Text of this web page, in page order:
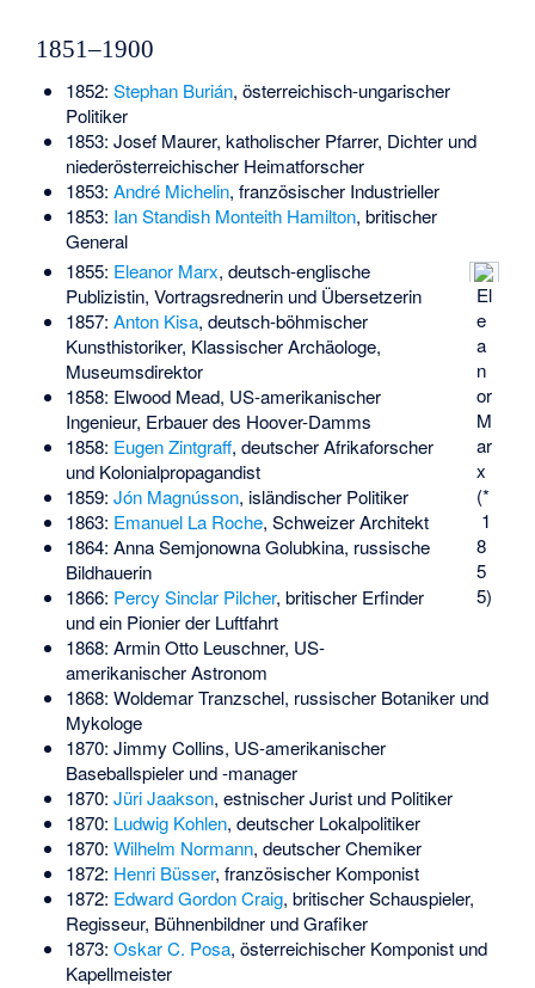
1851–1900
1852: Stephan Burián, österreichisch-ungarischer
Politiker
1853: Josef Maurer, katholischer Pfarrer, Dichter und
niederösterreichischer Heimatforscher
1853: André Michelin, französischer Industrieller
1853: Ian Standish Monteith Hamilton, britischer
General
El
e
a
n
or
M
ar
x
(*
1
8
5
5)
1855: Eleanor Marx, deutsch-englische
Publizistin, Vortragsrednerin und Übersetzerin
1857: Anton Kisa, deutsch-böhmischer
Kunsthistoriker, Klassischer Archäologe,
Museumsdirektor
1858: Elwood Mead, US-amerikanischer
Ingenieur, Erbauer des Hoover-Damms
1858: Eugen Zintgraff, deutscher Afrikaforscher
und Kolonialpropagandist
1859: Jón Magnússon, isländischer Politiker
1863: Emanuel La Roche, Schweizer Architekt
1864: Anna Semjonowna Golubkina, russische
Bildhauerin
1866: Percy Sinclar Pilcher, britischer Erfinder
und ein Pionier der Luftfahrt
1868: Armin Otto Leuschner, US-
amerikanischer Astronom
1868: Woldemar Tranzschel, russischer Botaniker und
Mykologe
1870: Jimmy Collins, US-amerikanischer
Baseballspieler und -manager
1870: Jüri Jaakson, estnischer Jurist und Politiker
1870: Ludwig Kohlen, deutscher Lokalpolitiker
1870: Wilhelm Normann, deutscher Chemiker
1872: Henri Büsser, französischer Komponist
1872: Edward Gordon Craig, britischer Schauspieler,
Regisseur, Bühnenbildner und Grafiker
1873: Oskar C. Posa, österreichischer Komponist und
Kapellmeister